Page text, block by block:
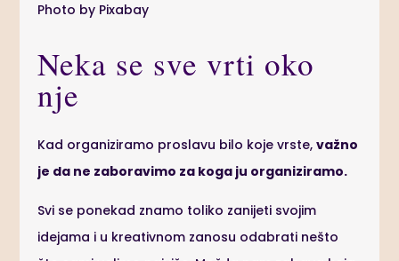
Photo by Pixabay
Neka se sve vrti oko
nje
Kad organiziramo proslavu bilo koje vrste,važno
je da ne zaboravimo za koga ju organiziramo.
Svi se ponekad znamo toliko zanijeti svojim
idejama i u kreativnom zanosu odabrati nešto